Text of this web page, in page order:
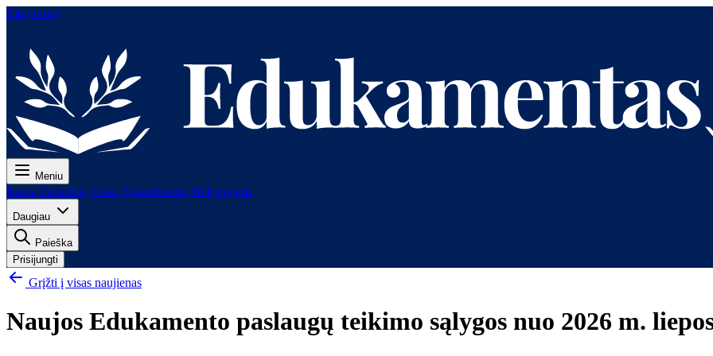
Eiti į turinį
Meniu
Kaina Pamokos Testai Egzaminams Mokytojams
Daugiau
Paieška
Prisijungti
Grįžti į visas naujienas
Naujos Edukamento paslaugų teikimo sąlygos nuo 2026 m.